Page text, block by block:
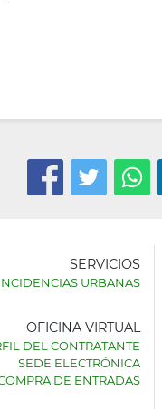
SERVICIOS
URBANAS
OFICINA VIRTUAL
DEL CONTRATANTE
SEDE ELECTRÓNICA
DE ENTRADAS